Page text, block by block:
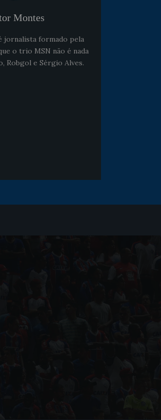
há 5 anos
Douglas Friedrich
observação após
Montes
jornalista formado pela
o trio MSN não é nada
Robgol e Sérgio Alves.